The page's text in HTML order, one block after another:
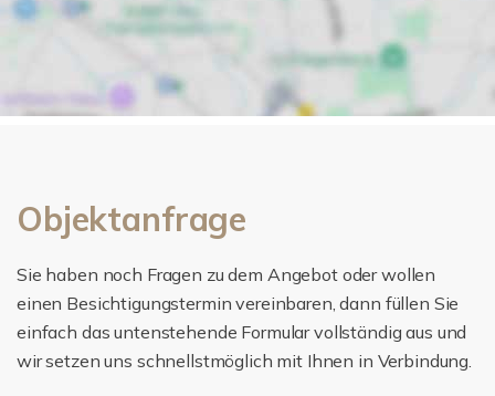
Objektanfrage
Sie haben noch Fragen zu dem Angebot oder wollen
einen Besichtigungstermin vereinbaren, dann füllen Sie
einfach das untenstehende Formular vollständig aus und
wir setzen uns schnellstmöglich mit Ihnen in Verbindung.